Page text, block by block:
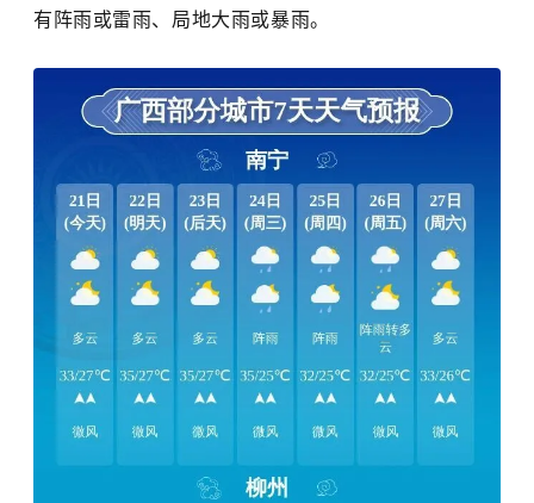
有阵雨或雷雨、局地大雨或暴雨。